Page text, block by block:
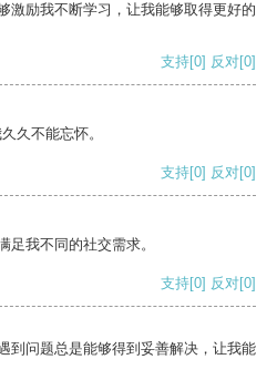
激励我不断学习，让我能够取得更好的
支持[0] 反对[0]
久不能忘怀。
支持[0] 反对[0]
足我不同的社交需求。
支持[0] 反对[0]
到问题总是能够得到妥善解决，让我能